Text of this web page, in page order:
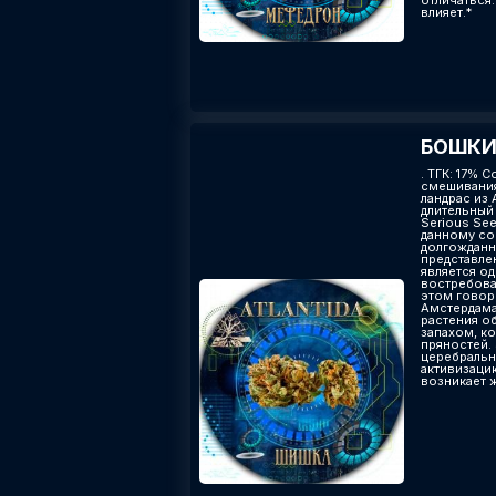
влияет.*
БОШКИ
. ТГК: 17%
ландрас из
Serious
данному
является
этом
растения
запахом,
возникает